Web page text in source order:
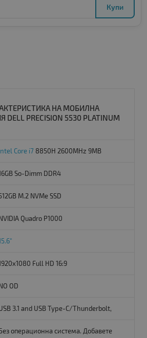
Купи
НА МОБИЛНА
PRECISION 5530 PLATINUM
Core i7 8850H 2600MHz 9MB
So-Dimm DDR4
M.2 NVMe SSD
Quadro P1000
Full HD 16:9
OD
3.1 and USB Type-C/Thunderbolt,
операционна система. Добавете